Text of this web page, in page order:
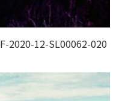
2020-12-SL00062-020